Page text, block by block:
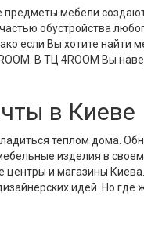
мебели
обустройства
если Вы хотите найти
В ТЦ 4ROOM Вы
в Киеве
теплом дома.
изделия в
центры и магазины
идей. Но где